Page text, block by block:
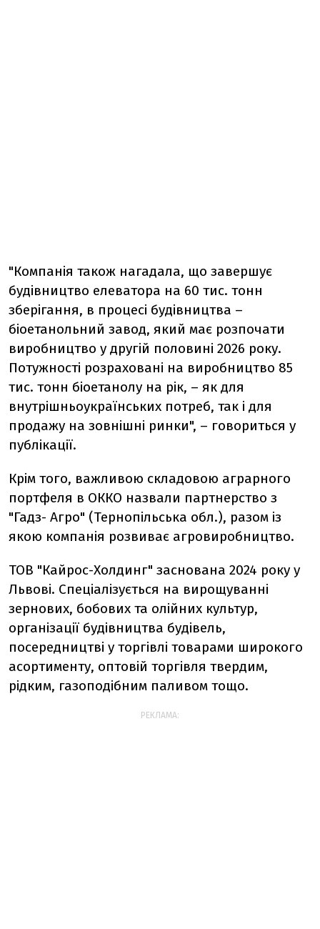
"Компанія також нагадала, що завершує
будівництво елеватора на 60 тис. тонн
зберігання, в процесі будівництва –
біоетанольний завод, який має розпочати
виробництво у другій половині 2026 року.
Потужності розраховані на виробництво 85
тис. тонн біоетанолу на рік, – як для
внутрішньоукраїнських потреб, так і для
продажу на зовнішні ринки", – говориться у
публікації.
Крім того, важливою складовою аграрного
портфеля в OККО назвали партнерство з
"Гадз- Агро" (Тернопільська обл.), разом із
якою компанія розвиває агровиробництво.
ТОВ "Кайрос-Холдинг" заснована 2024 року у
Львові. Спеціалізується на вирощуванні
зернових, бобових та олійних культур,
організації будівництва будівель,
посередництві у торгівлі товарами широкого
асортименту, оптовій торгівля твердим,
рідким, газоподібним паливом тощо.
РЕКЛАМА: